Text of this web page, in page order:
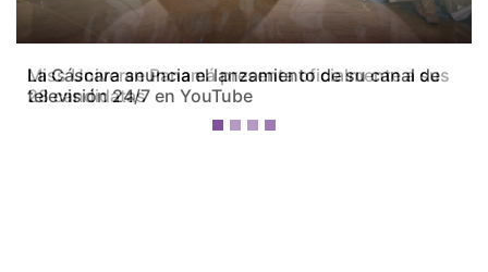
Miss Universe Panamá presenta oficialmente a sus
28 candidatas